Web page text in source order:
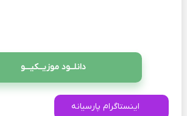
دانلــود موزیــکیـــو
اینستاگرام پارسیانه